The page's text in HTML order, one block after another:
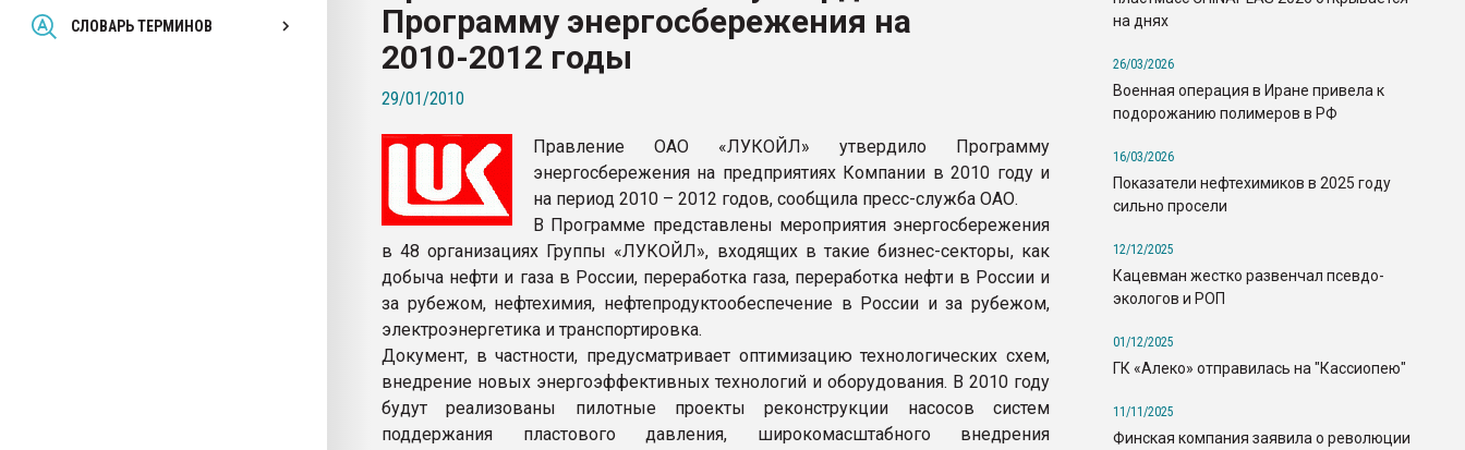
СЛОВАРЬ ТЕРМИНОВ
Всё, что касается выдува ПЭТ
бутылок
ПЕРЕЙТИ НА ФОРУМ
Программу энергосбережения на
2010-2012 годы
29/01/2010
Правление ОАО «ЛУКОЙЛ» утвердило Программу
энергосбережения на предприятиях Компании в 2010 году и
на период 2010 – 2012 годов, сообщила пресс-служба ОАО.
В Программе представлены мероприятия энергосбережения
в 48 организациях Группы «ЛУКОЙЛ», входящих в такие бизнес-секторы, как
добыча нефти и газа в России, переработка газа, переработка нефти в России и
за рубежом, нефтехимия, нефтепродуктообеспечение в России и за рубежом,
электроэнергетика и транспортировка.
Документ, в частности, предусматривает оптимизацию технологических схем,
внедрение новых энергоэффективных технологий и оборудования. В 2010 году
будут реализованы пилотные проекты реконструкции насосов систем
поддержания пластового давления, широкомасштабного внедрения
на днях
26/03/2026
Военная операция в Иране привела к
подорожанию полимеров в РФ
16/03/2026
Показатели нефтехимиков в 2025 году
сильно просели
12/12/2025
Кацевман жестко развенчал псевдо-
экологов и РОП
01/12/2025
ГК «Алеко» отправилась на "Кассиопею"
11/11/2025
Финская компания заявила о революции